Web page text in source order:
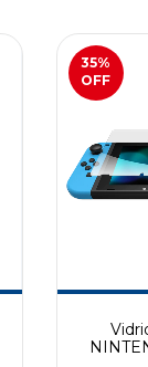
35%
OFF